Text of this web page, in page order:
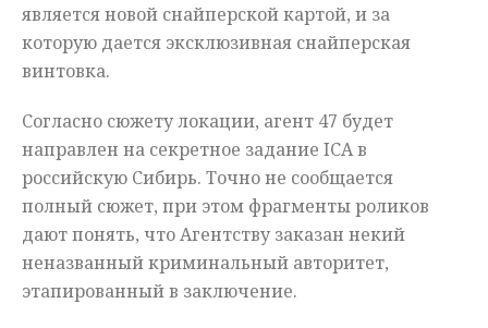
является новой снайперской картой, и за
которую дается эксклюзивная снайперская
винтовка.
Согласно сюжету локации, агент 47 будет
направлен на секретное задание ICA в
российскую Сибирь. Точно не сообщается
полный сюжет, при этом фрагменты роликов
дают понять, что Агентству заказан некий
неназванный криминальный авторитет,
этапированный в заключение.